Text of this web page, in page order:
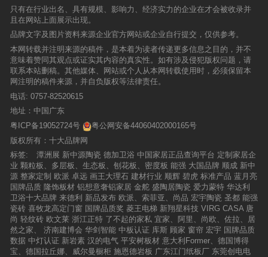
只有在行业出名、具有规模、影响力、经济实力的企业在才会被收录并
且在网站上面展示出现。
品牌文字及图片资料来源企业官方网站或企业自行提交，仅供参考。
本网转载并注明来源的稿件，是本着为读者传递更多信息之目的，并不
意味着赞同其观点或证实其内容的真实性。如有涉及侵犯版权问题，请
联系本站删稿。其他媒体、网站或个人从本网转载使用时，必须保留本
网注明的稿件来源，并自负版权等法律责任。
电话: 0757-82520615
地址：中国广东
粤ICP备19052724号
粤公网安备44060402000165号
版权所有：十大品牌网
标签:
潭洲展 新中源陶瓷 德加卫浴 中国家居正品查询平台 定制家居企
业 颗粒板、多层板、生态板、刨花板、密度板 能强 大国品牌 顺成 新中
源 整家定制 欧派 卓远 画王大理石 建材行业 顺辉 碧虎 标准产品 蓝月亮
国牌品质 隆饰板材 铝想意奢铝家居 金舵 盛陶居陶瓷 爱力蒙特 华达利
卫浴十大品牌 来德利 新品发布 欧派、索菲亚、尚品 宏宇陶瓷 圣都 能强
瓷砖 喜牧龙高定门窗 国牌品质奖 菱王电梯 新翔星科技 VIRG CASA 唐
尚 轻纹砖 欧文莱 浙江正特 了不起的家私 宜家、阿里、尚欧、佐拉、居
然之家、
济南建博会 华剑智能 中板认证 库斯 顾家 窗帘 宏宇 国牌品质
数据 中灯认证 新岩素 汉的电气 平安树板材 意大利Former、德国博得
宝、德国拉丘娜、威尔曼橱柜 施恩德岩板 广东江门纸板厂 东莞创电电